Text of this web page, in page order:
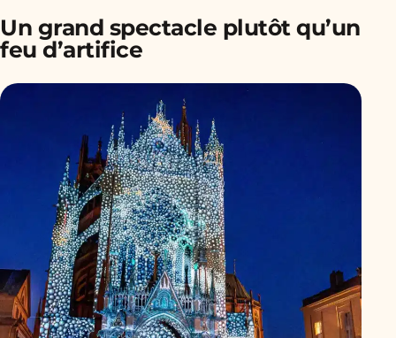
Un grand spectacle plutôt qu’un
feu d’artifice